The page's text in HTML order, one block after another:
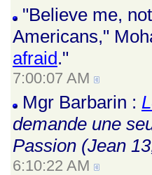
"Believe me,
Americans,"
afraid."
7:00:07 AM
Mgr Barbarin :
demande une
Passion (Jean
6:10:22 AM